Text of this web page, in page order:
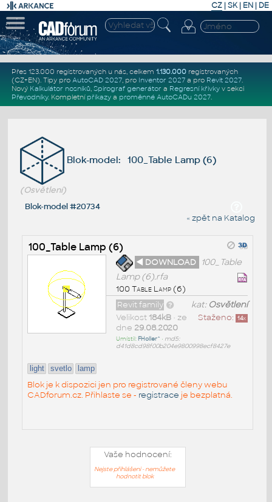
CZ | SK| EN | DE
Přes 123.000 registrovaných u nás, celkem 1.130.000registrovaných
(CZ+EN). Tipy pro AutoCAD 2027, pro Inventor 2027a pro Revit 2027.
Nový Kalkulátor nosníků, Spirograf generátor a Regresní křivkyv sekci
Převodníky. Kompletní příkazya proměnné AutoCADu 2027.
Blok-model: 100_Table Lamp (6)
(Osvětlení)
Blok-model #20734
« zpět na Katalog
100_Table Lamp (6)
◄ DOWNLOAD
100_Table
Lamp (6).rfa
100 Table Lamp (6)
kat: Osvětlení
Revit family
Staženo: 14x
Velikost 184kB• ze
dne 29.08.2020
Umístil: FHoller^ • md5:
d41d8cd98f00b204e9800998ecf8427e
light svetlo lamp
Blok je k dispozici jen pro registrované členy webu
CADforum.cz. Přihlaste se - registrace je bezplatná.
Vaše hodnocení:
Nejste přihlášeni - nemůžete
hodnotit blok